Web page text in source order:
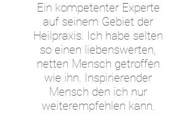
Ein kompetenter Experte
auf seinem Gebiet der
Heilpraxis. Ich habe selten
so einen liebenswerten,
netten Mensch getroffen
wie ihn. Inspirierender
Mensch den ich nur
weiterempfehlen kann.